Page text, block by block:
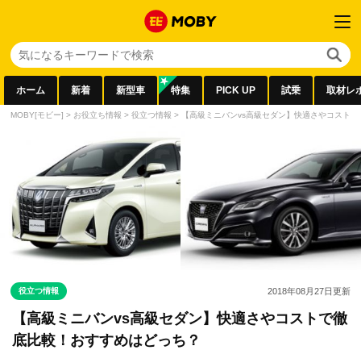
ホーム 新着 新型車 特集 PICK UP 試乗 取材レ
MOBY[モビー] > お役立ち情報 > 役立つ情報 > 【高級ミニバンvs高級セダン】快適さやコスト
役立つ情報 2018年08月27日更新
【高級ミニバンvs高級セダン】快適さやコストで徹
底比較！おすすめはどっち？